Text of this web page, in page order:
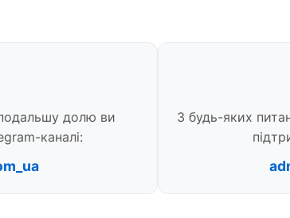
долю ви
каналі:
З будь-яких